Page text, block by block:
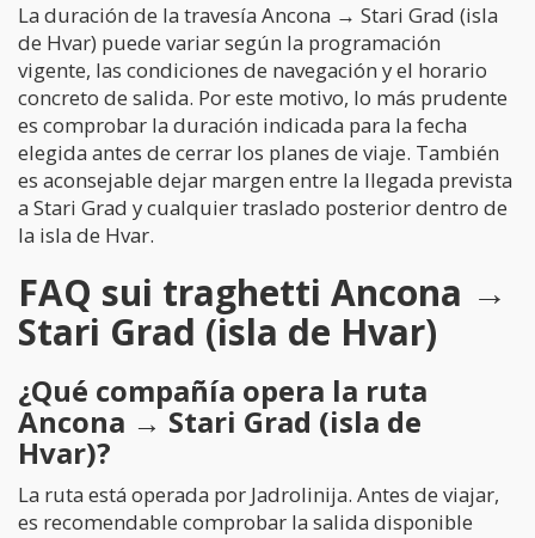
La duración de la travesía Ancona → Stari Grad (isla
de Hvar) puede variar según la programación
vigente, las condiciones de navegación y el horario
concreto de salida. Por este motivo, lo más prudente
es comprobar la duración indicada para la fecha
elegida antes de cerrar los planes de viaje. También
es aconsejable dejar margen entre la llegada prevista
a Stari Grad y cualquier traslado posterior dentro de
la isla de Hvar.
FAQ sui traghetti Ancona →
Stari Grad (isla de Hvar)
¿Qué compañía opera la ruta
Ancona → Stari Grad (isla de
Hvar)?
La ruta está operada por Jadrolinija. Antes de viajar,
es recomendable comprobar la salida disponible